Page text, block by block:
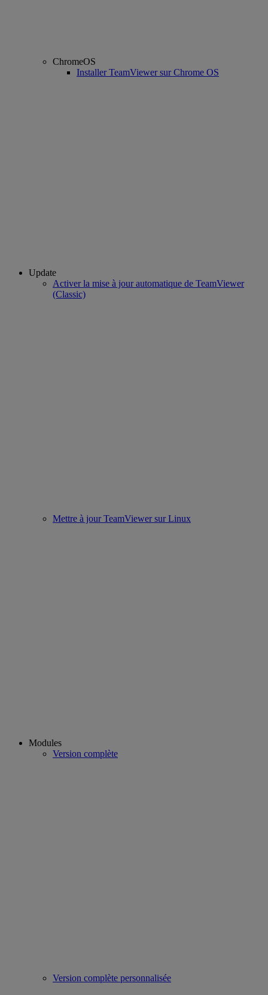
ChromeOS
Installer TeamViewer sur Chrome OS
Update
Activer la mise à jour automatique de TeamViewer
(Classic)
Mettre à jour TeamViewer sur Linux
Modules
Version complète
Version complète personnalisée